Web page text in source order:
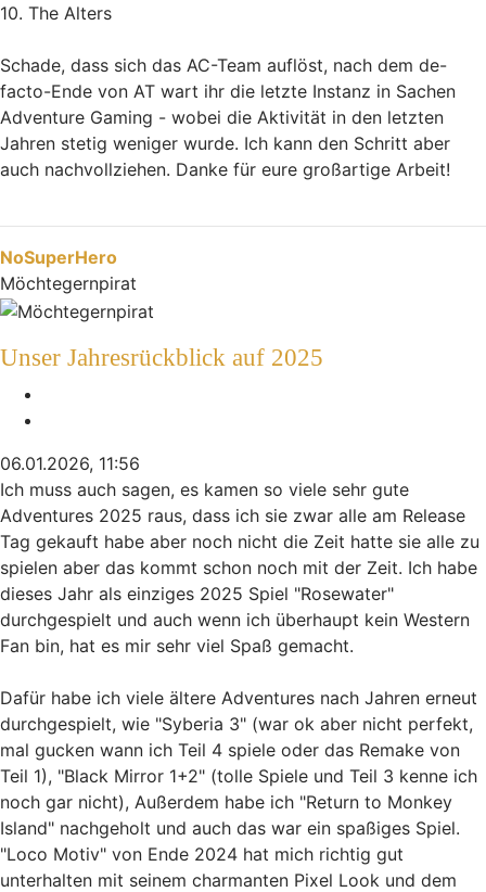
10. The Alters
Schade, dass sich das AC-Team auflöst, nach dem de-
facto-Ende von AT wart ihr die letzte Instanz in Sachen
Adventure Gaming - wobei die Aktivität in den letzten
Jahren stetig weniger wurde. Ich kann den Schritt aber
auch nachvollziehen. Danke für eure großartige Arbeit!
Nach oben
NoSuperHero
Möchtegernpirat
Unser Jahresrückblick auf 2025
06.01.2026, 11:56
Ich muss auch sagen, es kamen so viele sehr gute
Adventures 2025 raus, dass ich sie zwar alle am Release
Tag gekauft habe aber noch nicht die Zeit hatte sie alle zu
spielen aber das kommt schon noch mit der Zeit. Ich habe
dieses Jahr als einziges 2025 Spiel "Rosewater"
durchgespielt und auch wenn ich überhaupt kein Western
Fan bin, hat es mir sehr viel Spaß gemacht.
Dafür habe ich viele ältere Adventures nach Jahren erneut
durchgespielt, wie "Syberia 3" (war ok aber nicht perfekt,
mal gucken wann ich Teil 4 spiele oder das Remake von
Teil 1), "Black Mirror 1+2" (tolle Spiele und Teil 3 kenne ich
noch gar nicht), Außerdem habe ich "Return to Monkey
Island" nachgeholt und auch das war ein spaßiges Spiel.
"Loco Motiv" von Ende 2024 hat mich richtig gut
unterhalten mit seinem charmanten Pixel Look und dem